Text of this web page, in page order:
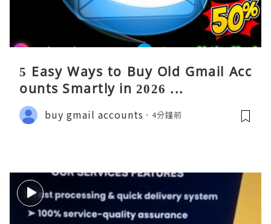
5 Easy Ways to Buy Old Gmail Acc
ounts Smartly in 2026 ...
buy gmail accounts 4分鐘前